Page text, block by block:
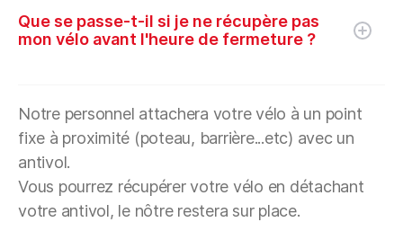
Que se passe-t-il si je ne récupère pas
mon vélo avant l'heure de fermeture ?
Notre personnel attachera votre vélo à un point
fixe à proximité (poteau, barrière...etc) avec un
antivol.
Vous pourrez récupérer votre vélo en détachant
votre antivol, le nôtre restera sur place.